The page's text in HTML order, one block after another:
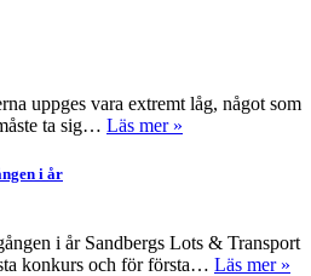
uppges vara extremt låg, något som
ta sig… Läs mer »
i år
i år Sandbergs Lots & Transport
konkurs och för första… Läs mer »